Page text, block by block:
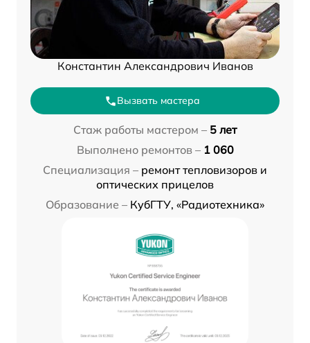
Константин Александрович Иванов
Вызвать мастера
Стаж работы мастером – 5 лет
Выполнено ремонтов – 1 060
Специализация – ремонт тепловизоров и
оптических прицелов
Образование – КубГТУ, «Радиотехника»